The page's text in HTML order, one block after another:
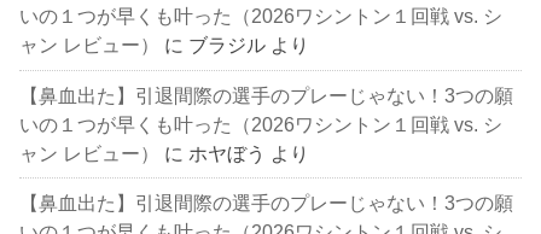
いの１つが早くも叶った（2026ワシントン１回戦 vs. シ
ャン レビュー）
に ブラジル より
【鼻血出た】引退間際の選手のプレーじゃない！3つの願
いの１つが早くも叶った（2026ワシントン１回戦 vs. シ
ャン レビュー）
に ホヤぼう より
【鼻血出た】引退間際の選手のプレーじゃない！3つの願